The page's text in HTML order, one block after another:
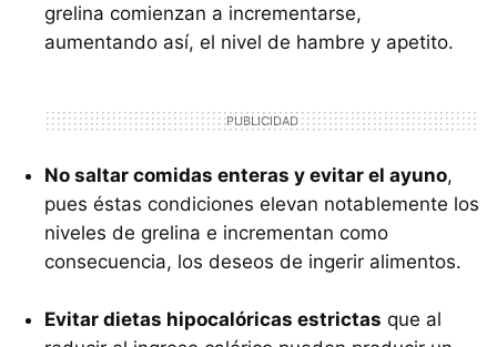
grelina comienzan a incrementarse,
aumentando así, el nivel de hambre y apetito.
No saltar comidas enteras y evitar el ayuno,
pues éstas condiciones elevan notablemente los
niveles de grelina e incrementan como
consecuencia, los deseos de ingerir alimentos.
Evitar dietas hipocalóricas estrictas que al